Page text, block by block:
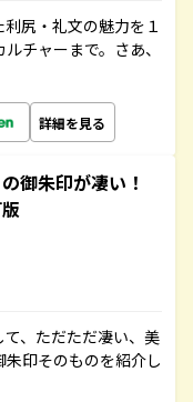
尻・礼文の魅力を１
チャーまで。さあ、
詳細を見る
御朱印が凄い！
、ただただ凄い、美
印そのものを紹介し